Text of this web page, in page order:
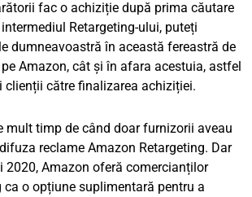
fac o achiziție după prima căutare
Retargeting-ului, puteți
dumneavoastră în această fereastră de
Amazon, cât și în afara acestuia, astfel
clienții către finalizarea achiziției.
mult timp de când doar furnizorii aveau
reclame Amazon Retargeting. Dar
Amazon oferă comercianților
ca o opțiune suplimentară pentru a